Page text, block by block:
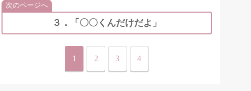
次のページへ
３．「〇〇くんだけだよ」
1 2 3 4